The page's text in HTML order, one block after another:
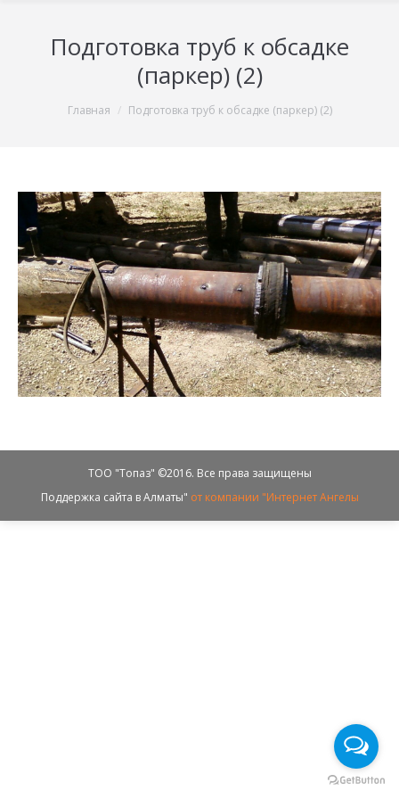
Подготовка труб к обсадке
(паркер) (2)
You are here:
Главная Подготовка труб к обсадке (паркер) (2)
ТОО "Топаз" ©2016. Все права защищены
Поддержка сайта в Алматы" от компании "Интернет Ангелы